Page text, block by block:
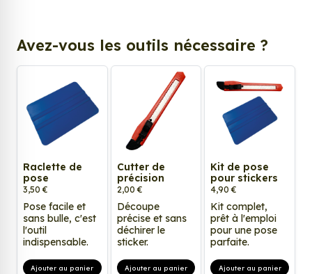
Avez-vous les outils nécessaire ?
Raclette de
pose
3,50 €
Pose facile et
sans bulle, c'est
l'outil
indispensable.
Ajouter au panier
Cutter de
précision
2,00 €
Découpe
précise et sans
déchirer le
sticker.
Ajouter au panier
Kit de pose
pour stickers
4,90 €
Kit complet,
prêt à l'emploi
pour une pose
parfaite.
Ajouter au panier